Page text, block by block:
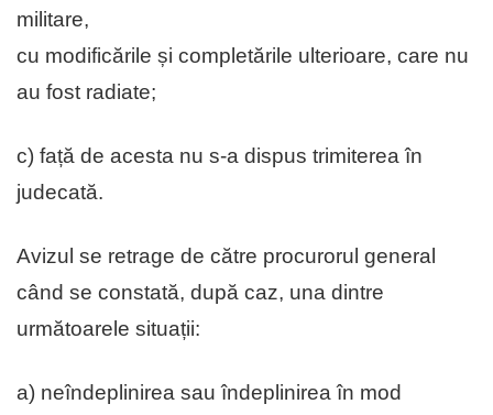
militare,
cu modificările și completările ulterioare, care nu
au fost radiate;
c) față de acesta nu s-a dispus trimiterea în
judecată.
Avizul se retrage de către procurorul general
când se constată, după caz, una dintre
următoarele situații:
a) neîndeplinirea sau îndeplinirea în mod